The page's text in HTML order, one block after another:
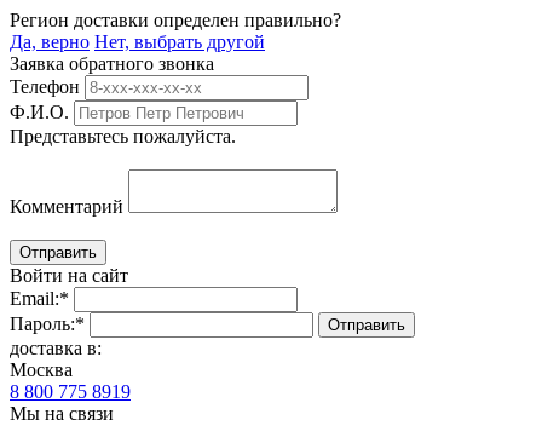
Регион доставки определен правильно?
Да, верно Нет, выбрать другой
Заявка обратного звонка
Телефон
Ф.И.О.
Представьтесь пожалуйста.
Комментарий
Войти на сайт
Email:*
Пароль:*
доставка в:
Москва
8 800 775 8919
Мы на связи